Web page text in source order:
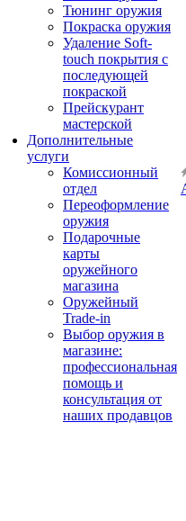
Тюнинг оружия
Покраска оружия
Удаление Soft-
touch покрытия с
последующей
покраской
Прейскурант
мастерской
Дополнительные
услуги
Комиссионный
отдел
Переоформление
оружия
Подарочные
карты
оружейного
магазина
Оружейный
Trade-in
Выбор оружия в
магазине:
профессиональная
помощь и
консультация от
наших продавцов